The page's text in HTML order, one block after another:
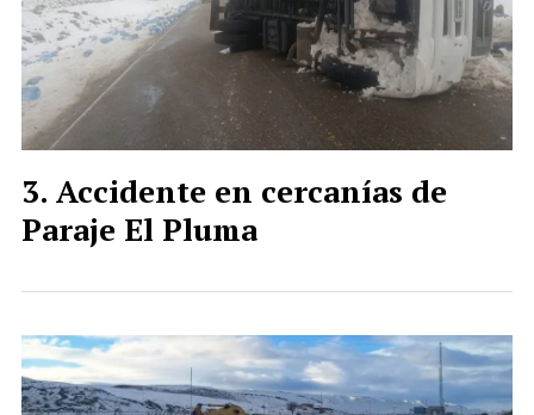
Accidente en cercanías de
Paraje El Pluma